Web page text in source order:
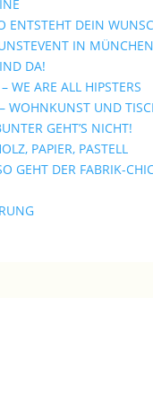
ENTSTEHT DEIN
IN
DA!
WE ARE ALL HIPSTERS
WOHNKUNST UND
GEHT’S NICHT!
PAPIER, PASTELL
GEHT DER FABRIK-